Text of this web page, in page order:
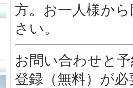
方。お一人様か
さい。
お問い合わせと
登録（無料）が